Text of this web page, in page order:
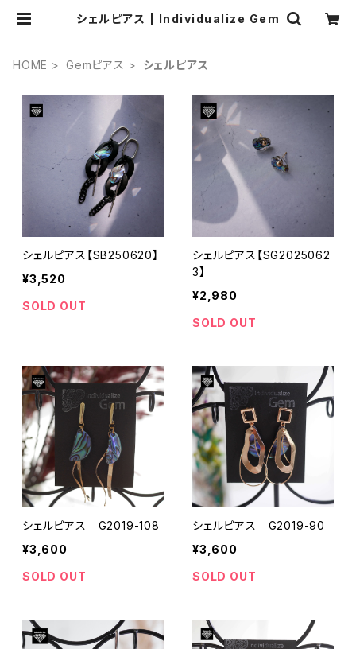
シェルピアス | Individualize Gem
HOME Gemピアス シェルピアス
シェルピアス【SB250620】
¥3,520
SOLD OUT
シェルピアス【SG2025062
3】
¥2,980
SOLD OUT
シェルピアス G2019-108
¥3,600
SOLD OUT
シェルピアス G2019-90
¥3,600
SOLD OUT